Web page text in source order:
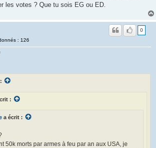
les votes ? Que tu sois EG ou ED.
: 126
0
:
a écrit :
50k morts par armes à feu par an aux USA, je